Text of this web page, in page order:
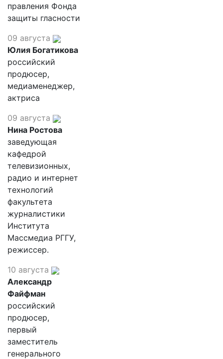
правления Фонда
защиты гласности
09 августа
Юлия Богатикова
российский
продюсер,
медиаменеджер,
актриса
09 августа
Нина Ростова
заведующая
кафедрой
телевизионных,
радио и интернет
технологий
факультета
журналистики
Института
Массмедиа РГГУ,
режиссер.
10 августа
Александр
Файфман
российский
продюсер,
первый
заместитель
генерального